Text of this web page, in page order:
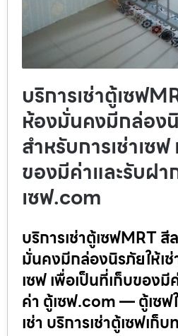
บริการเช่าตู้เซฟ
ห้องมั่นคงมีกล่องนิ
สำหรับการเช่าเซฟ
ของมีค่าและรับฝ
เซฟ.com
บริการเช่าตู้เซฟMRT
มั่นคงมีกล่องนิรภัยให้เช่
เซฟ เพื่อเป็นที่เก็บของ
ค่า ตู้เซฟ.com — ตู้เซฟ
เช่า บริการเช่าตู้เซฟเก็